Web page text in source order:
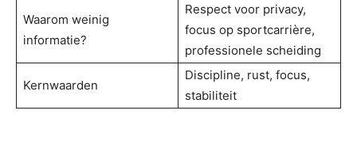
Waarom weinig
informatie?
Respect voor privacy,
focus op sportcarrière,
professionele scheiding
Kernwaarden
Discipline, rust, focus,
stabiliteit